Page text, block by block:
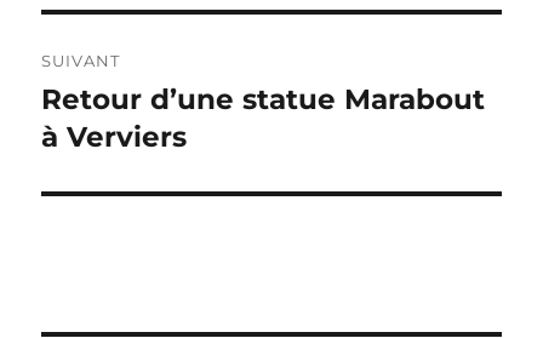
SUIVANT
Publication
suivante :
Retour d’une statue Marabout
à Verviers